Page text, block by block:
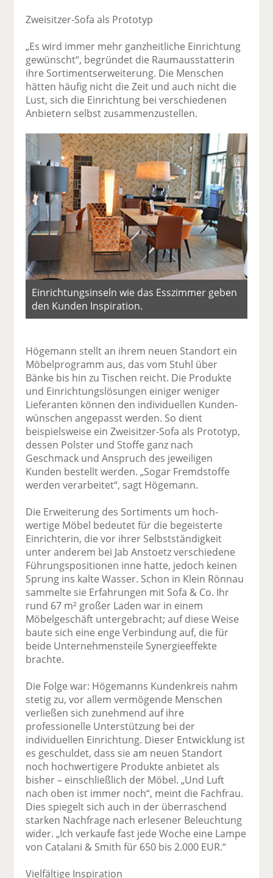
Zweisitzer-Sofa als Prototyp
„Es wird immer mehr ganzheitliche Einrichtung
gewünscht“, begründet die Raum­ausstatterin
ihre Sortimentserweiterung. Die Menschen
hätten häufig nicht die Zeit und auch nicht die
Lust, sich die Einrichtung bei verschiedenen
Anbietern selbst zusammenzustellen.
Einrichtungsinseln wie das Esszimmer geben
den Kunden Inspiration.
Högemann stellt an ihrem neuen Standort ein
Möbelprogramm aus, das vom Stuhl über
Bänke bis hin zu Tischen reicht. Die Produkte
und Einrichtungslösungen einiger weniger
Lieferanten können den individuellen Kunden­
wünschen angepasst werden. So dient
beispielsweise ein Zweisitzer-Sofa als Prototyp,
dessen Polster und Stoffe ganz nach
Geschmack und Anspruch des jeweiligen
Kunden bestellt werden. „Sogar Fremdstoffe
werden verarbeitet“, sagt Högemann.
Die Erweiterung des Sortiments um hoch­
wertige Möbel bedeutet für die begeisterte
Einrichterin, die vor ihrer Selbstständigkeit
unter anderem bei Jab Anstoetz verschiedene
Führungspositionen inne hatte, jedoch keinen
Sprung ins kalte Wasser. Schon in Klein Rönnau
sammelte sie Erfahrungen mit Sofa & Co. Ihr
rund 67 m² großer Laden war in einem
Möbelgeschäft untergebracht; auf diese Weise
baute sich eine enge Verbindung auf, die für
beide Unternehmens­teile Synergie­effekte
brachte.
Die Folge war: Högemanns Kundenkreis nahm
stetig zu, vor allem vermögende Menschen
verließen sich zunehmend auf ihre
professionelle Unterstützung bei der
individuellen Einrichtung. Dieser Entwicklung ist
es geschuldet, dass sie am neuen Standort
noch hochwertigere Produkte anbietet als
bisher – einschließlich der Möbel. „Und Luft
nach oben ist immer noch“, meint die Fachfrau.
Dies spiegelt sich auch in der überraschend
starken Nachfrage nach erlesener Beleuchtung
wider. „Ich verkaufe fast jede Woche eine Lampe
von Catalani & Smith für 650 bis 2.000 EUR.“
Vielfältige Inspiration